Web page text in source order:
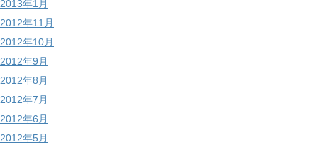
2013年1月
2012年11月
2012年10月
2012年9月
2012年8月
2012年7月
2012年6月
2012年5月